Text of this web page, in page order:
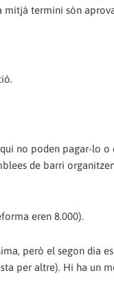
mitjà termini són
no poden pagar-lo o
de barri
eren 8.000).
però el segon dia
per altre). Hi ha un